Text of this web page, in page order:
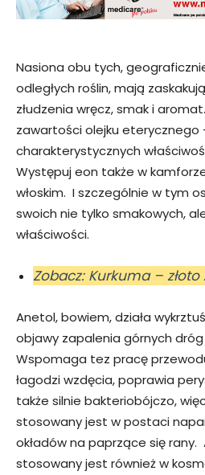
Nasiona obu tych,
odległych roślin, mają
złudzenia wręcz, smak i
zawartości olejku eterycznego
charakterystycznych
Występuj eon także w
włoskim. I szczególnie w tym
swoich nie tylko smakowych,
właściwości.
Zobacz: Kurkuma – złoto
Anetol, bowiem, działa
objawy zapalenia górnych
Wspomaga tez pracę
łagodzi wzdęcia, poprawia
także silnie bakteriobójczo,
stosowany jest w postaci
okładów na paprzące się
stosowany jest również w